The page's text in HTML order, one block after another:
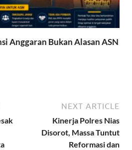
Anggaran Bukan Alasan ASN
NEXT ARTICLE
Kinerja Polres Nias
Disorot, Massa Tuntut
Reformasi dan